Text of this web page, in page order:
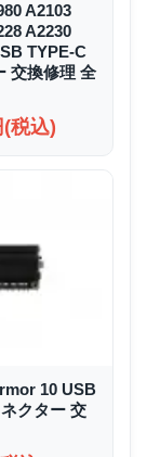
A2103
A2230
TYPE-C
交換修理 全
税込)
10 USB
クター 交